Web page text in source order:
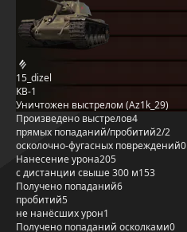
15_dizel
КВ-1
Уничтожен выстрелом (Az1k_29)
Произведено выстрелов4
прямых попаданий/пробитий2/2
осколочно-фугасных повреждений0
Нанесение урона205
с дистанции свыше 300 м153
Получено попаданий6
пробитий5
не нанёсших урон1
Получено попаданий осколками0